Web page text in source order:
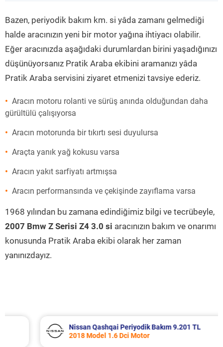
Bazen, periyodik bakım km. si yâda zamanı gelmediği
halde aracınızın yeni bir motor yağına ihtiyacı olabilir.
Eğer aracınızda aşağıdaki durumlardan birini yaşadığınızı
düşünüyorsanız Pratik Araba ekibini aramanızı yâda
Pratik Araba servisini ziyaret etmenizi tavsiye ederiz.
Aracın motoru rolanti ve sürüş anında olduğundan daha
gürültülü çalışıyorsa
Aracın motorunda bir tıkırtı sesi duyulursa
Araçta yanık yağ kokusu varsa
Aracın yakıt sarfiyatı artmışsa
Aracın performansında ve çekişinde zayıflama varsa
1968 yılından bu zamana edindiğimiz bilgi ve tecrübeyle,
2007 Bmw Z Serisi Z4 3.0 si aracınızın bakım ve onarımı
konusunda Pratik Araba ekibi olarak her zaman
yanınızdayız.
Nissan Qashqai Periyodik Bakım 9.201 TL
2018 Model 1.6 Dci Motor